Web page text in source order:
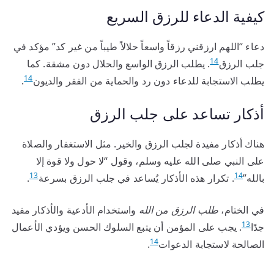
كيفية الدعاء للرزق السريع
دعاء “اللهم ارزقني رزقاً واسعاً حلالاً طيباً من غير كد” مؤكد في
جلب الرزق14. يطلب الرزق الواسع والحلال دون مشقة. كما
يطلب الاستجابة للدعاء دون رد والحماية من الفقر والديون14
.
أذكار تساعد على جلب الرزق
هناك أذكار مفيدة لجلب الرزق والخير. مثل الاستغفار والصلاة
على النبي صلى الله عليه وسلم، وقول “لا حول ولا قوة إلا
بالله”14. تكرار هذه الأذكار يُساعد في جلب الرزق بسرعة13
.
في الختام، طلب الرزق من الله واستخدام الأدعية والأذكار مفيد
جدًا13. يجب على المؤمن أن يتبع السلوك الحسن ويؤدي الأعمال
الصالحة لاستجابة الدعوات14
.